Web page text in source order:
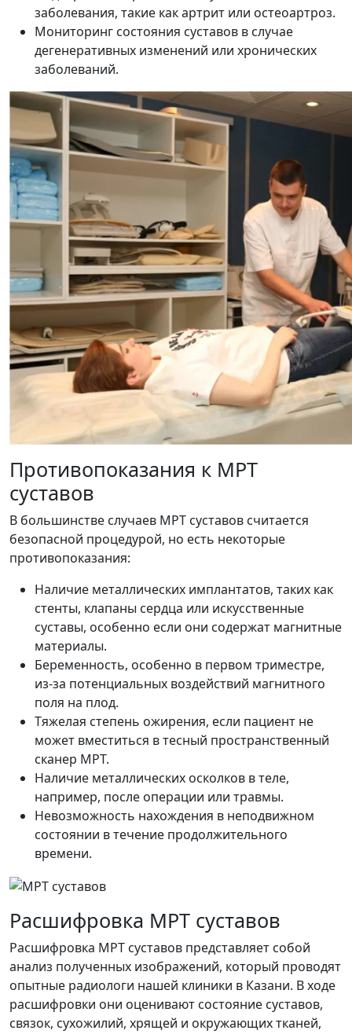
заболевания, такие как артрит или остеоартроз.
Мониторинг состояния суставов в случае
дегенеративных изменений или хронических
заболеваний.
Противопоказания к МРТ
суставов
В большинстве случаев МРТ суставов считается
безопасной процедурой, но есть некоторые
противопоказания:
Наличие металлических имплантатов, таких как
стенты, клапаны сердца или искусственные
суставы, особенно если они содержат магнитные
материалы.
Беременность, особенно в первом триместре,
из-за потенциальных воздействий магнитного
поля на плод.
Тяжелая степень ожирения, если пациент не
может вместиться в тесный пространственный
сканер МРТ.
Наличие металлических осколков в теле,
например, после операции или травмы.
Невозможность нахождения в неподвижном
состоянии в течение продолжительного
времени.
Расшифровка МРТ суставов
Расшифровка МРТ суставов представляет собой
анализ полученных изображений, который проводят
опытные радиологи нашей клиники в Казани. В ходе
расшифровки они оценивают состояние суставов,
связок, сухожилий, хрящей и окружающих тканей,